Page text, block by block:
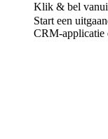
Klik & bel
Start een
CRM-applicatie